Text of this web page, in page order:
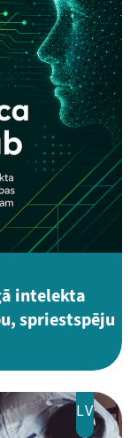
intelekta
spriestspēju
LV